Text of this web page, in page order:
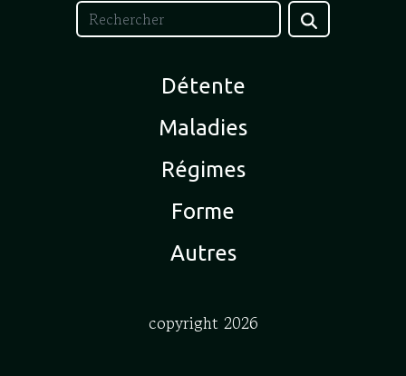
Détente
Maladies
Régimes
Forme
Autres
copyright 2026